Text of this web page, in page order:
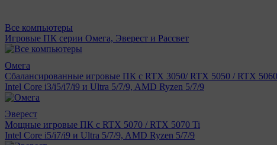
Все компьютеры
Игровые ПК серии Омега, Эверест и Рассвет
Омега
Сбалансированные игровые ПК с RTX 3050/ RTX 5050 / RTX
Intel Core i3/i5/i7/i9 и Ultra 5/7/9, AMD Ryzen 5/7/9
Эверест
Мощные игровые ПК с RTX 5070 / RTX 5070 Ti
Intel Core i5/i7/i9 и Ultra 5/7/9, AMD Ryzen 5/7/9